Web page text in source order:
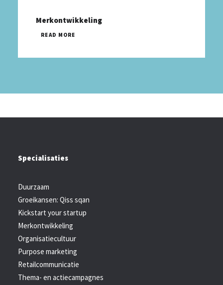
Merkontwikkeling
READ MORE
Specialisaties
Duurzaam
Groeikansen: Qiss sqan
Kickstart your startup
Merkontwikkeling
Organisatiecultuur
Purpose marketing
Retailcommunicatie
Thema- en actiecampagnes